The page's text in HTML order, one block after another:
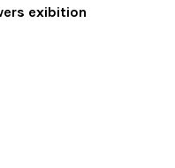
exibition